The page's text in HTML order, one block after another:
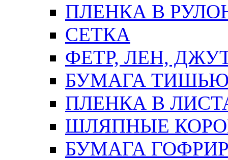
ПЛЕНКА В
СЕТКА
ФЕТР, ЛЕН,
БУМАГА
ПЛЕНКА В
ШЛЯПНЫЕ
БУМАГА